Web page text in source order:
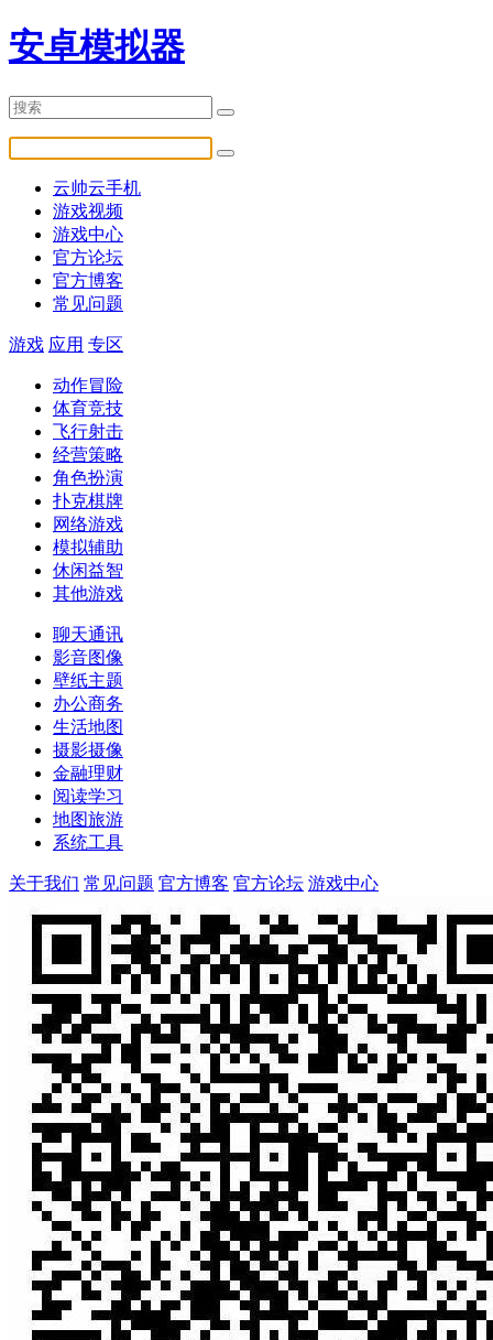
安卓模拟器
云帅云手机
游戏视频
游戏中心
官方论坛
官方博客
常见问题
游戏 应用 专区
动作冒险
体育竞技
飞行射击
经营策略
角色扮演
扑克棋牌
网络游戏
模拟辅助
休闲益智
其他游戏
聊天通讯
影音图像
壁纸主题
办公商务
生活地图
摄影摄像
金融理财
阅读学习
地图旅游
系统工具
关于我们 常见问题 官方博客 官方论坛 游戏中心